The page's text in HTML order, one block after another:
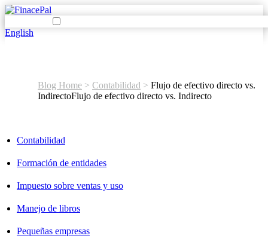
English
Blog Home > Contabilidad > Flujo de efectivo directo vs.
IndirectoFlujo de efectivo directo vs. Indirecto
Contabilidad
Formación de entidades
Impuesto sobre ventas y uso
Manejo de libros
Pequeñas empresas